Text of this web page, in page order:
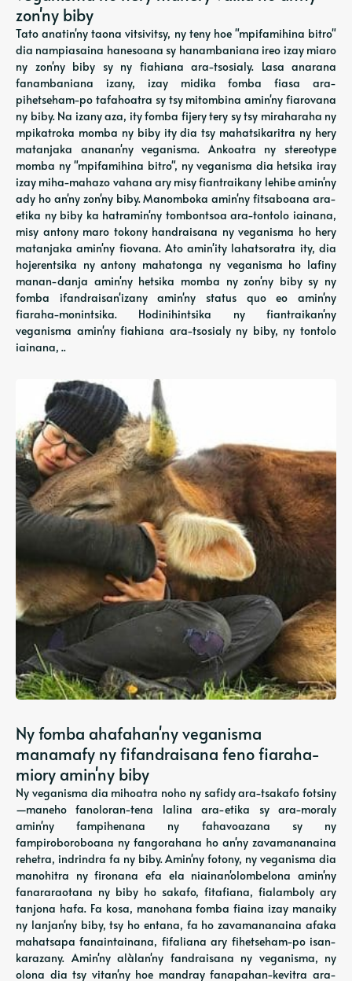
zon'ny biby
Tato anatin'ny taona vitsivitsy, ny teny hoe "mpifamihina bitro"
dia nampiasaina hanesoana sy hanambaniana ireo izay miaro
ny zon'ny biby sy ny fiahiana ara-tsosialy. Lasa anarana
fanambaniana izany, izay midika fomba fiasa ara-
pihetseham-po tafahoatra sy tsy mitombina amin'ny fiarovana
ny biby. Na izany aza, ity fomba fijery tery sy tsy miraharaha ny
mpikatroka momba ny biby ity dia tsy mahatsikaritra ny hery
matanjaka ananan'ny veganisma. Ankoatra ny stereotype
momba ny "mpifamihina bitro", ny veganisma dia hetsika iray
izay miha-mahazo vahana ary misy fiantraikany lehibe amin'ny
ady ho an'ny zon'ny biby. Manomboka amin'ny fitsaboana ara-
etika ny biby ka hatramin'ny tombontsoa ara-tontolo iainana,
misy antony maro tokony handraisana ny veganisma ho hery
matanjaka amin'ny fiovana. Ato amin'ity lahatsoratra ity, dia
hojerentsika ny antony mahatonga ny veganisma ho lafiny
manan-danja amin'ny hetsika momba ny zon'ny biby sy ny
fomba ifandraisan'izany amin'ny status quo eo amin'ny
fiaraha-monintsika. Hodinihintsika ny fiantraikan'ny
veganisma amin'ny fiahiana ara-tsosialy ny biby, ny tontolo
iainana, ..
Ny fomba ahafahan'ny veganisma
manamafy ny fifandraisana feno fiaraha-
miory amin'ny biby
Ny veganisma dia mihoatra noho ny safidy ara-tsakafo fotsiny
—maneho fanoloran-tena lalina ara-etika sy ara-moraly
amin'ny fampihenana ny fahavoazana sy ny
fampiroboroboana ny fangorahana ho an'ny zavamananaina
rehetra, indrindra fa ny biby. Amin'ny fotony, ny veganisma dia
manohitra ny fironana efa ela niainan'olombelona amin'ny
fanararaotana ny biby ho sakafo, fitafiana, fialamboly ary
tanjona hafa. Fa kosa, manohana fomba fiaina izay manaiky
ny lanjan'ny biby, tsy ho entana, fa ho zavamananaina afaka
mahatsapa fanaintainana, fifaliana ary fihetseham-po isan-
karazany. Amin'ny alàlan'ny fandraisana ny veganisma, ny
olona dia tsy vitan'ny hoe mandray fanapahan-kevitra ara-